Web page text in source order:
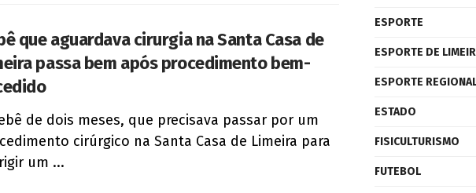
que aguardava cirurgia na Santa Casa de
passa bem após procedimento bem-
de dois meses, que precisava passar por um
cirúrgico na Santa Casa de Limeira para
um ...
ESPORTE
ESPORTE DE
ESPORTE
ESTADO
FISICULTURISMO
FUTEBOL